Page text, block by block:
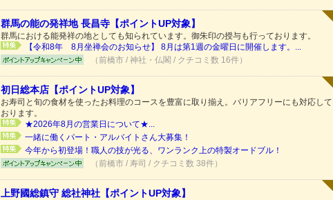
群馬の能の発祥地 長昌寺【ポイントUP対象】
群馬における能発祥の地としても知られています。御朱印の授与も行っております。
【令和8年 8月坐禅会のお知らせ】 8月は第1週の金曜日に開催します。...
（前橋市 / 神社・仏閣 / クチコミ数 16件）
初日総本店【ポイントUP対象】
お寿司と旬の食材を使ったお料理のコースを豊富に取り揃え。バリアフリーにも対応して
おります。
★2026年8月の営業日について★...
一緒に働くパート・アルバイトさん大募集！
今年から初登場！職人の技が光る、ワンランク上の特製オードブル！
（前橋市 / 寿司 / クチコミ数 38件）
上野國総鎮守 総社神社【ポイントUP対象】